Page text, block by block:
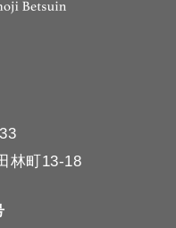
林町13-18